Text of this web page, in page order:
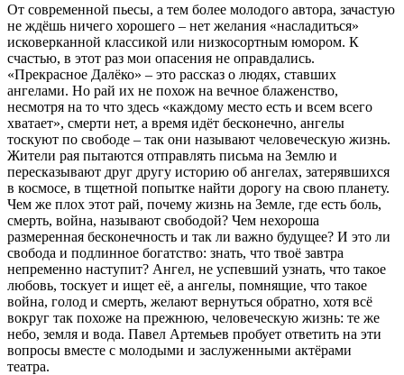
От современной пьесы, а тем более молодого автора, зачастую
не ждёшь ничего хорошего – нет желания «насладиться»
исковерканной классикой или низкосортным юмором. К
счастью, в этот раз мои опасения не оправдались.
«Прекрасное Далёко» – это рассказ о людях, ставших
ангелами. Но рай их не похож на вечное блаженство,
несмотря на то что здесь «каждому место есть и всем всего
хватает», смерти нет, а время идёт бесконечно, ангелы
тоскуют по свободе – так они называют человеческую жизнь.
Жители рая пытаются отправлять письма на Землю и
пересказывают друг другу историю об ангелах, затерявшихся
в космосе, в тщетной попытке найти дорогу на свою планету.
Чем же плох этот рай, почему жизнь на Земле, где есть боль,
смерть, война, называют свободой? Чем нехороша
размеренная бесконечность и так ли важно будущее? И это ли
свобода и подлинное богатство: знать, что твоё завтра
непременно наступит? Ангел, не успевший узнать, что такое
любовь, тоскует и ищет её, а ангелы, помнящие, что такое
война, голод и смерть, желают вернуться обратно, хотя всё
вокруг так похоже на прежнюю, человеческую жизнь: те же
небо, земля и вода. Павел Артемьев пробует ответить на эти
вопросы вместе с молодыми и заслуженными актёрами
театра.